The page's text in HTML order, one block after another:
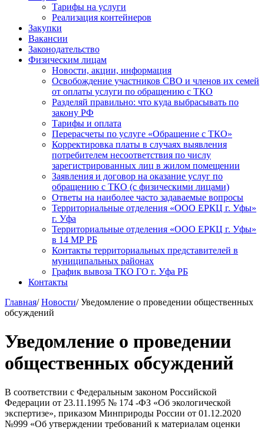
Тарифы на услуги
Реализация контейнеров
Закупки
Вакансии
Законодательство
Физическим лицам
Новости, акции, информация
Освобождение участников СВО и членов их семей
от оплаты услуги по обращению с ТКО
Разделяй правильно: что куда выбрасывать по
закону РФ
Тарифы и оплата
Перерасчеты по услуге «Обращение с ТКО»
Корректировка платы в случаях выявления
потребителем несоответствия по числу
зарегистрированных лиц в жилом помещении
Заявления и договор на оказание услуг по
обращению с ТКО (с физическими лицами)
Ответы на наиболее часто задаваемые вопросы
Территориальные отделения «ООО ЕРКЦ г. Уфы»
г. Уфа
Территориальные отделения «ООО ЕРКЦ г. Уфы»
в 14 МР РБ
Контакты территориальных представителей в
муниципальных районах
График вывоза ТКО ГО г. Уфа РБ
Контакты
Главная/ Новости/ Уведомление о проведении общественных
обсуждений
Уведомление о проведении
общественных обсуждений
В соответствии с Федеральным законом Российской
Федерации от 23.11.1995 № 174 -ФЗ «Об экологической
экспертизе», приказом Минприроды России от 01.12.2020
№999 «Об утверждении требований к материалам оценки